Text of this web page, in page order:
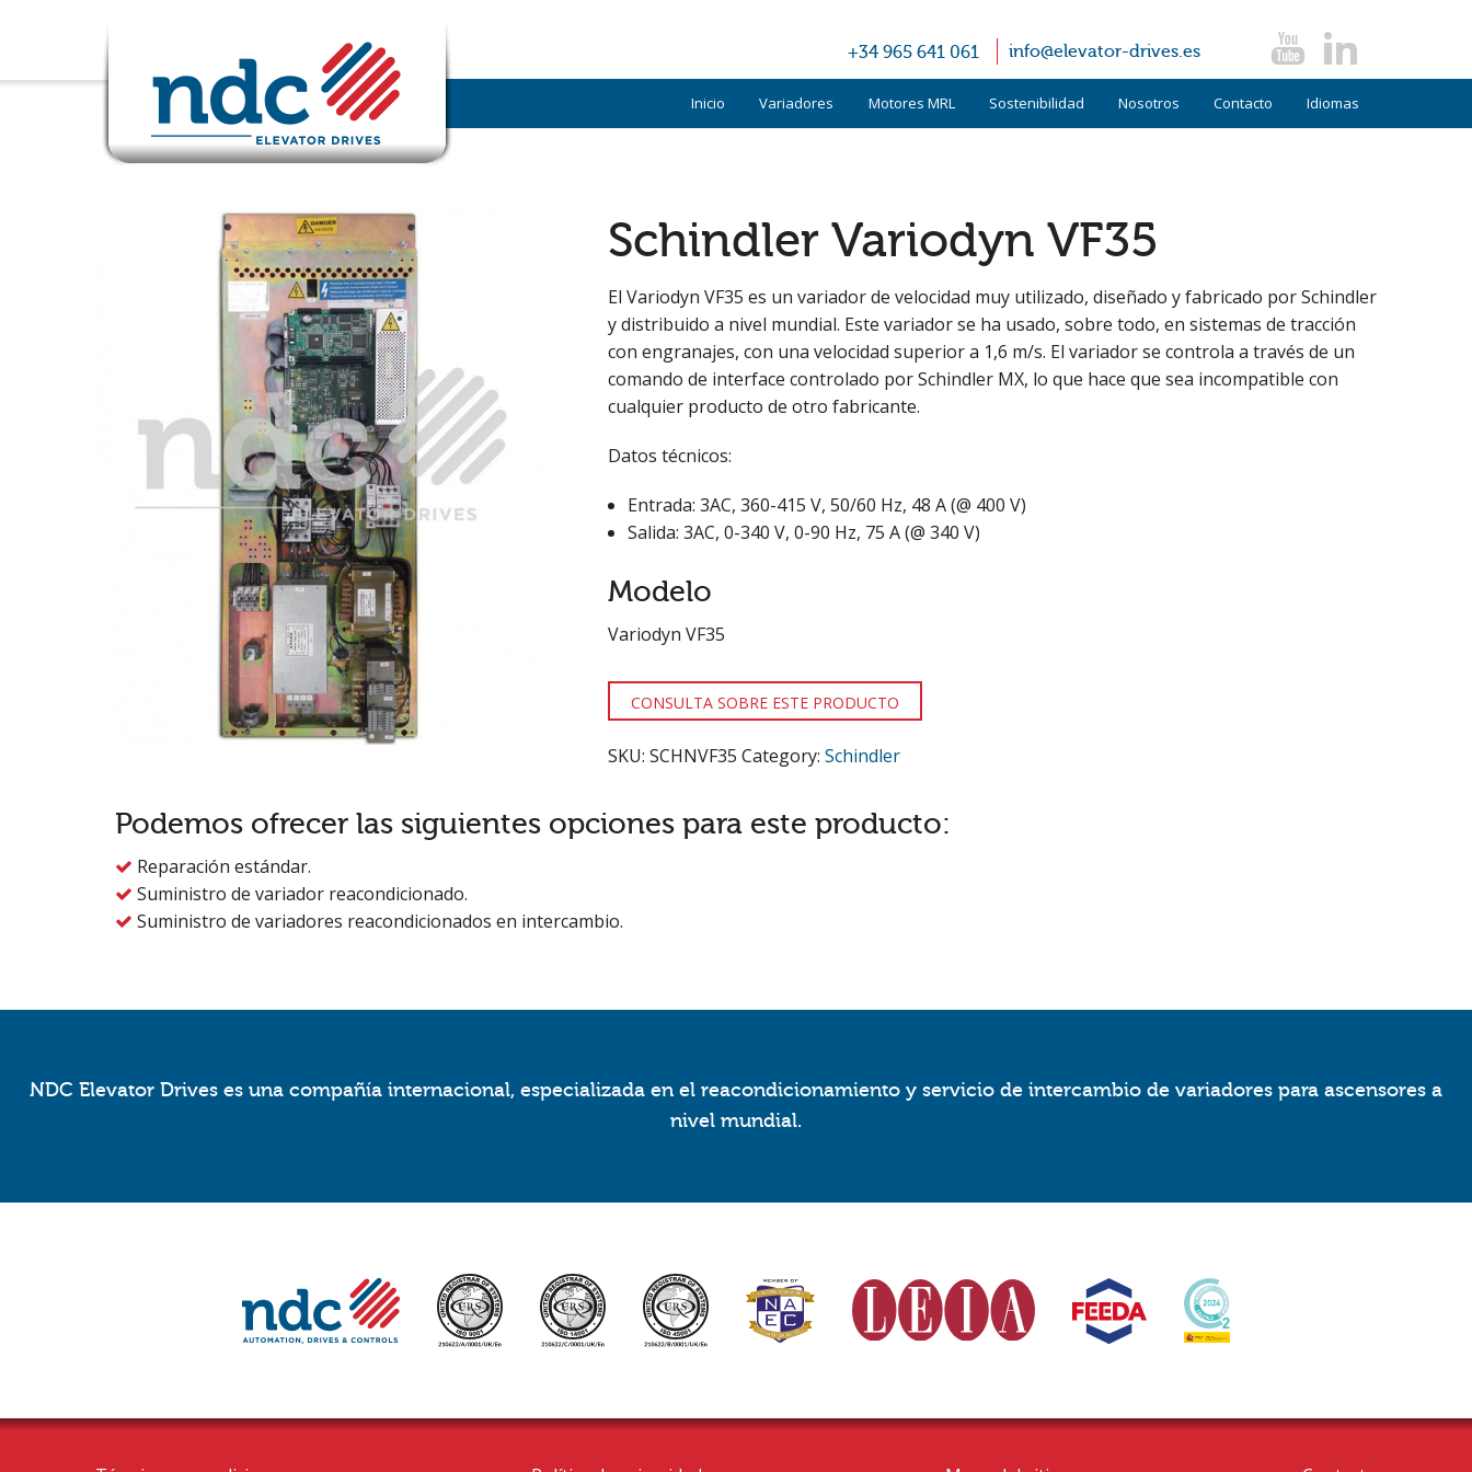
+34 965 641 061 info@elevator-drives.es
Idiomas
Contacto
Nosotros
FAQ
Noticias
Testimonios
Sostenibilidad
Motores MRL
Variadores
Schindler
TKE
Otros
Inicio
Schindler Variodyn VF35
El Variodyn VF35 es un variador de velocidad muy utilizado, diseñado y fabricado por Schindler
y distribuido a nivel mundial. Este variador se ha usado, sobre todo, en sistemas de tracción
con engranajes, con una velocidad superior a 1,6 m/s. El variador se controla a través de un
comando de interface controlado por Schindler MX, lo que hace que sea incompatible con
cualquier producto de otro fabricante.
Datos técnicos:
Entrada: 3AC, 360-415 V, 50/60 Hz, 48 A (@ 400 V)
Salida: 3AC, 0-340 V, 0-90 Hz, 75 A (@ 340 V)
Modelo
Variodyn VF35
CONSULTA SOBRE ESTE PRODUCTO
SKU: SCHNVF35 Category: Schindler
Podemos ofrecer las siguientes opciones para este producto:
 Reparación estándar.
 Suministro de variador reacondicionado.
 Suministro de variadores reacondicionados en intercambio.
NDC Elevator Drives es una compañía internacional, especializada en el reacondicionamiento y servicio de intercambio de variadores para ascensores a
nivel mundial.